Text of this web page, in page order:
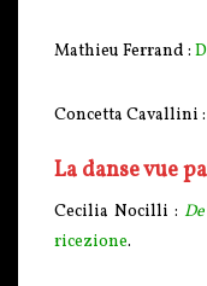
Mathieu Ferrand :
Concetta Cavallini :
La danse vue
Cecilia Nocilli :
ricezione.